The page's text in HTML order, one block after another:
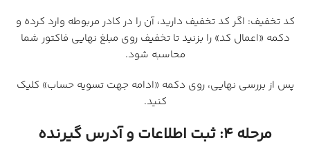
کد تخفیف: اگر کد تخفیف دارید، آن را در کادر مربوطه وارد کرده و
دکمه «اعمال کد» را بزنید تا تخفیف روی مبلغ نهایی فاکتور شما
محاسبه شود.
پس از بررسی نهایی، روی دکمه «ادامه جهت تسویه حساب» کلیک
کنید.
مرحله ۴: ثبت اطلاعات و آدرس گیرنده